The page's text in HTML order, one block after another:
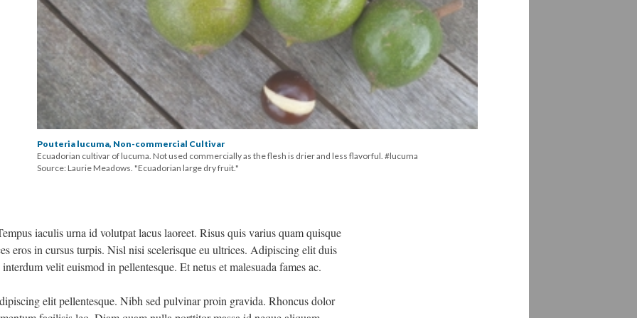
Pouteria lucuma, Non-commercial Cultivar
Ecuadorian cultivar of lucuma. Not used commercially as the flesh is drier and less flavorful. #lucuma
Source: Laurie Meadows. "Ecuadorian large dry fruit."
iaculis urna id volutpat lacus laoreet. Risus quis varius quam quisque
eros in cursus turpis. Nisl nisi scelerisque eu ultrices. Adipiscing elit duis
velit euismod in pellentesque. Et netus et malesuada fames ac.
elit pellentesque. Nibh sed pulvinar proin gravida. Rhoncus dolor